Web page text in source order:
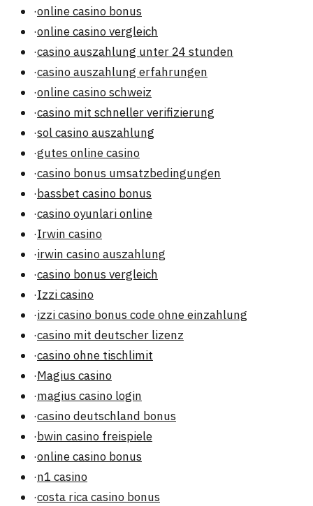
·online casino bonus
·online casino vergleich
·casino auszahlung unter 24 stunden
·casino auszahlung erfahrungen
·online casino schweiz
·casino mit schneller verifizierung
·sol casino auszahlung
·gutes online casino
·casino bonus umsatzbedingungen
·bassbet casino bonus
·casino oyunlari online
·Irwin casino
·irwin casino auszahlung
·casino bonus vergleich
·Izzi casino
·izzi casino bonus code ohne einzahlung
·casino mit deutscher lizenz
·casino ohne tischlimit
·Magius casino
·magius casino login
·casino deutschland bonus
·bwin casino freispiele
·online casino bonus
·n1 casino
·costa rica casino bonus